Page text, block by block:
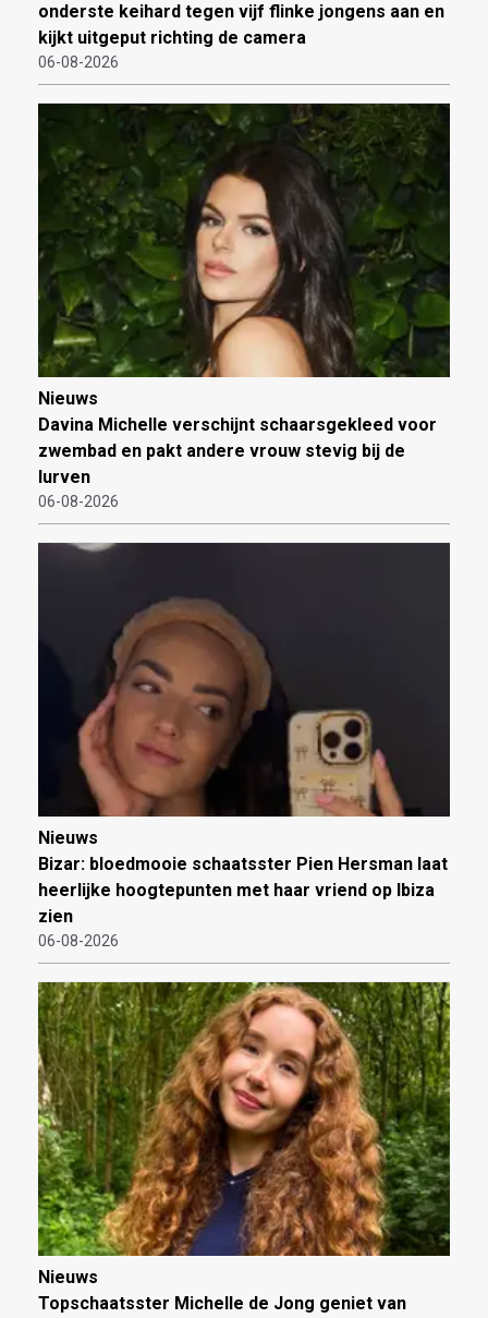
onderste keihard tegen vijf flinke jongens aan en
kijkt uitgeput richting de camera
06-08-2026
Nieuws
Davina Michelle verschijnt schaarsgekleed voor
zwembad en pakt andere vrouw stevig bij de
lurven
06-08-2026
Nieuws
Bizar: bloedmooie schaatsster Pien Hersman laat
heerlijke hoogtepunten met haar vriend op Ibiza
zien
06-08-2026
Nieuws
Topschaatsster Michelle de Jong geniet van